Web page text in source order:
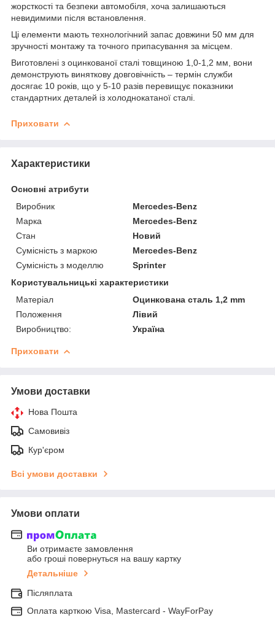
жорсткості та безпеки автомобіля, хоча залишаються
невидимими після встановлення.
Ці елементи мають технологічний запас довжини 50 мм для
зручності монтажу та точного припасування за місцем.
Виготовлені з оцинкованої сталі товщиною 1,0-1,2 мм, вони
демонструють виняткову довговічність – термін служби
досягає 10 років, що у 5-10 разів перевищує показники
стандартних деталей із холоднокатаної сталі.
Приховати
Характеристики
Основні атрибути
Виробник
Mercedes-Benz
Марка
Mercedes-Benz
Стан
Новий
Сумісність з маркою
Mercedes-Benz
Сумісність з моделлю
Sprinter
Користувальницькі характеристики
Матеріал
Оцинкована сталь 1,2 mm
Положення
Лівий
Виробництво:
Україна
Приховати
Умови доставки
Нова Пошта
Самовивіз
Кур'єром
Всі умови доставки
Умови оплати
Ви отримаєте замовлення
або гроші повернуться на вашу картку
Детальніше
Післяплата
Оплата карткою Visa, Mastercard - WayForPay